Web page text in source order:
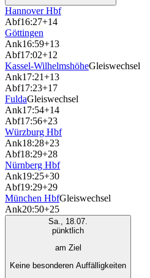
Hannover Hbf
Abf16:27+14
Göttingen
Ank16:59+13
Abf17:02+12
Kassel-WilhelmshöheGleiswechsel
Ank17:21+13
Abf17:23+17
FuldaGleiswechsel
Ank17:54+14
Abf17:56+23
Würzburg Hbf
Ank18:28+23
Abf18:29+28
Nürnberg Hbf
Ank19:25+30
Abf19:29+29
München HbfGleiswechsel
Ank20:50+25
Sa., 18.07.
pünktlich
am Ziel
Keine besonderen Auffälligkeiten